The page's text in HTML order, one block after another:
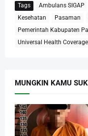
Tags Ambulans SIGAP
Kesehatan
Pasaman
Pemerintah Kabupaten
Universal Health Coverage
MUNGKIN KAMU